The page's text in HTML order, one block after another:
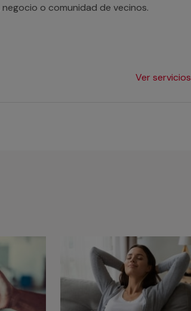
o comunidad de vecinos.
Ver servicios